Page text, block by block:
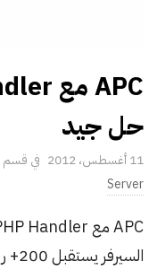
حل جيد
P
u
l
i
11 أغسطس، 2012
Server